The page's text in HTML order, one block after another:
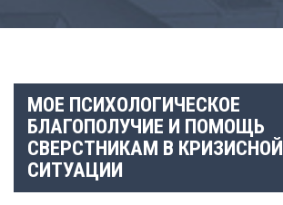
МОЕ ПСИХОЛОГИЧЕСКОЕ
БЛАГОПОЛУЧИЕ И ПОМОЩЬ
СВЕРСТНИКАМ В КРИЗИСНОЙ
СИТУАЦИИ